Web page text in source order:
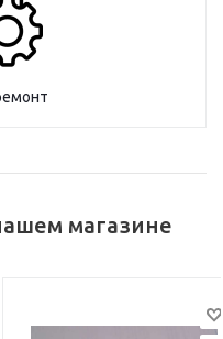
магазине